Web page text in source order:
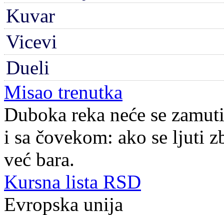
Kuvar
Vicevi
Dueli
Misao trenutka
Duboka reka neće se
i sa čovekom: ako se ljuti
već bara.
Kursna lista RSD
Evropska unija